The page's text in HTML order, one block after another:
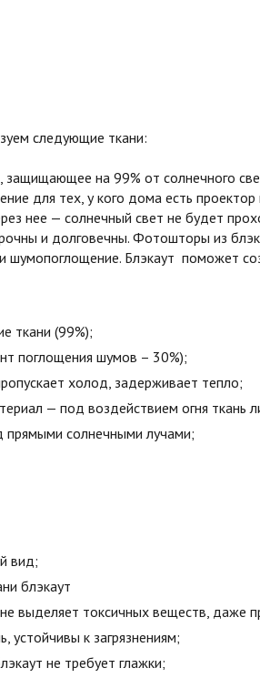
следующие ткани:
на 99% от солнечного
для тех, у кого дома есть
нее — солнечный свет не будет
и долговечны. Фотошторы из
шумопоглощение. Блэкаут поможет
ткани (99%);
поглощения шумов – 30%);
холод, задерживает тепло;
— под воздействием огня ткань
прямыми солнечными лучами;
вид;
блэкаут
выделяет токсичных веществ, даже
устойчивы к загрязнениям;
не требует глажки;